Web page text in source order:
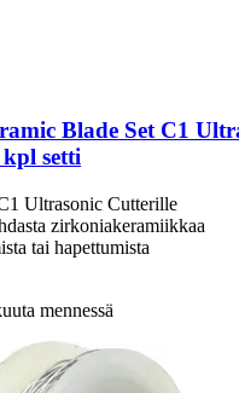
Blade Set C1
setti
Ultrasonic Cutterille
zirkoniakeramiikkaa
tai hapettumista
mennessä